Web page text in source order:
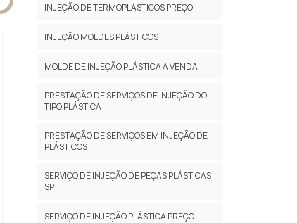
INJEÇÃO DE TERMOPLÁSTICOS PREÇO
INJEÇÃO MOLDES PLÁSTICOS
MOLDE DE INJEÇÃO PLÁSTICA A VENDA
PRESTAÇÃO DE SERVIÇOS DE INJEÇÃO DO
TIPO PLÁSTICA
PRESTAÇÃO DE SERVIÇOS EM INJEÇÃO DE
PLÁSTICOS
SERVIÇO DE INJEÇÃO DE PEÇAS PLÁSTICAS
SP
SERVIÇO DE INJEÇÃO PLÁSTICA PREÇO